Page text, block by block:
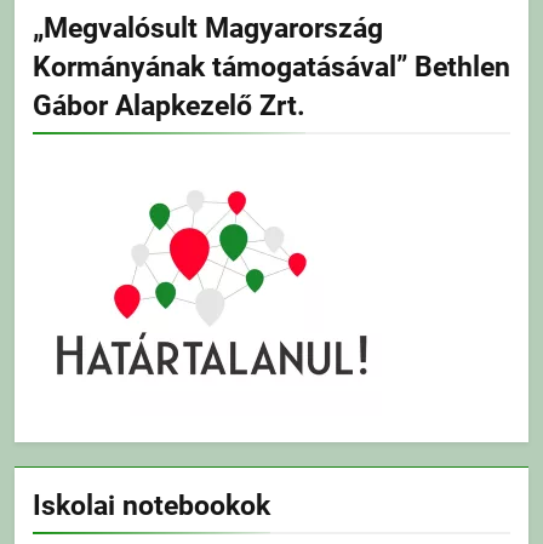
„Megvalósult Magyarország
Kormányának támogatásával” Bethlen
Gábor Alapkezelő Zrt.
Iskolai notebookok